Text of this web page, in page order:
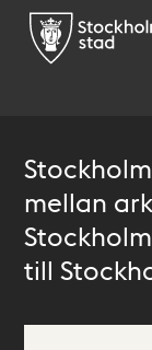
mellan
till